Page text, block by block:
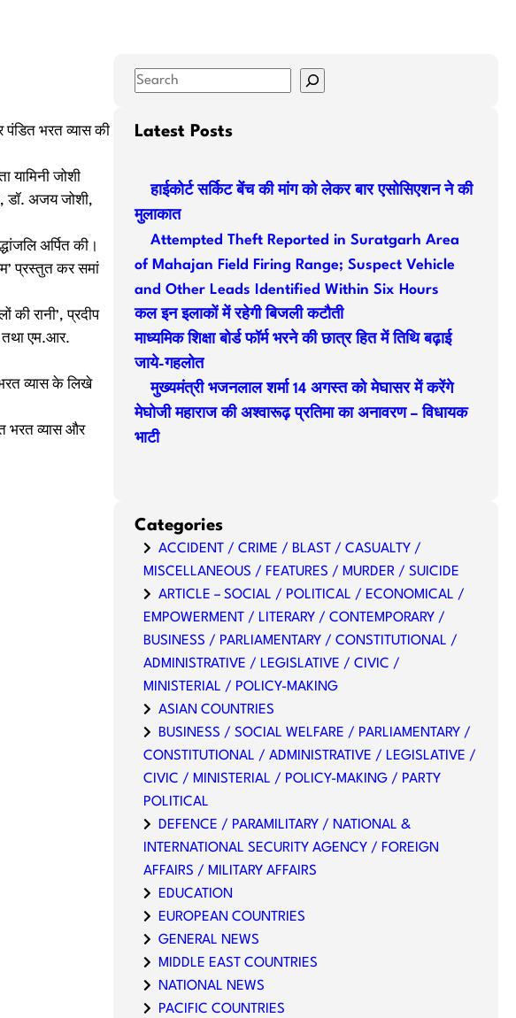
पंडित भरत व्यास की
यामिनी जोशी
डॉ. अजय जोशी,
अर्पित की।
प्रस्तुत कर समां
रानी’, प्रदीप
तथा एम.आर.
भरत व्यास के लिखे
भरत व्यास और
S
aLatest Posts
हाईकोर्ट सर्किट बेंच की मांग को लेकर बार एसोसिएशन ने की
मुलाकात
Attempted Theft Reported in Suratgarh Area
of Mahajan Field Firing Range; Suspect Vehicle
and Other Leads Identified Within Six Hours
कल इन इलाकों में रहेगी बिजली कटौती
माध्यमिक शिक्षा बोर्ड फॉर्म भरने की छात्र हित में तिथि बढ़ाई
जाये-गहलोत
मुख्यमंत्री भजनलाल शर्मा 14 अगस्त को मेघासर में करेंगे
मेघोजी महाराज की अश्वारूढ़ प्रतिमा का अनावरण – विधायक
भाटी
Categories
ACCIDENT / CRIME / BLAST / CASUALTY /
MISCELLANEOUS / FEATURES / MURDER / SUICIDE
ARTICLE – SOCIAL / POLITICAL / ECONOMICAL /
EMPOWERMENT / LITERARY / CONTEMPORARY /
BUSINESS / PARLIAMENTARY / CONSTITUTIONAL /
ADMINISTRATIVE / LEGISLATIVE / CIVIC /
MINISTERIAL / POLICY-MAKING
ASIAN COUNTRIES
BUSINESS / SOCIAL WELFARE / PARLIAMENTARY /
CONSTITUTIONAL / ADMINISTRATIVE / LEGISLATIVE /
CIVIC / MINISTERIAL / POLICY-MAKING / PARTY
POLITICAL
DEFENCE / PARAMILITARY / NATIONAL &
INTERNATIONAL SECURITY AGENCY / FOREIGN
AFFAIRS / MILITARY AFFAIRS
EDUCATION
EUROPEAN COUNTRIES
GENERAL NEWS
MIDDLE EAST COUNTRIES
NATIONAL NEWS
PACIFIC COUNTRIES